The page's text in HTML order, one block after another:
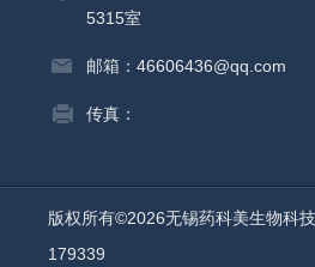
5315室
邮箱：46606436@qq.com
传真：
版权所有©2026无锡药科美生物
179339